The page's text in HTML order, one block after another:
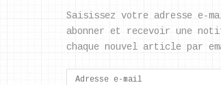
Saisissez votre adresse e-
abonner et recevoir une
chaque nouvel article par
Adresse